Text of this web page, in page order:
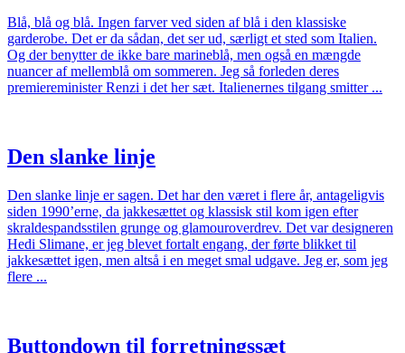
Blå, blå og blå. Ingen farver ved siden af blå i den klassiske
garderobe. Det er da sådan, det ser ud, særligt et sted som Italien.
Og der benytter de ikke bare marineblå, men også en mængde
nuancer af mellemblå om sommeren. Jeg så forleden deres
premiereminister Renzi i det her sæt. Italienernes tilgang smitter ...
Den slanke linje
Den slanke linje er sagen. Det har den været i flere år, antageligvis
siden 1990’erne, da jakkesættet og klassisk stil kom igen efter
skraldespandsstilen grunge og glamouroverdrev. Det var designeren
Hedi Slimane, er jeg blevet fortalt engang, der førte blikket til
jakkesættet igen, men altså i en meget smal udgave. Jeg er, som jeg
flere ...
Buttondown til forretningssæt